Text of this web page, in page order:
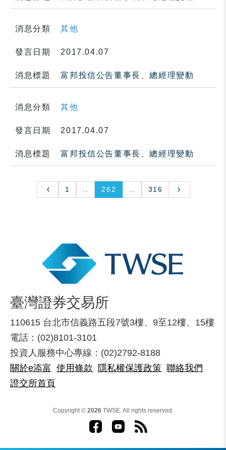
消息分類 其他
發言日期 2017.04.07
消息標題 富邦投信公告董事長、總經理變動
消息分類 其他
發言日期 2017.04.07
消息標題 富邦投信公告董事長、總經理變動
1 262 316
臺灣證券交易所
110615 台北市信義路五段7號3樓、9至12樓、15樓
電話：(02)8101-3101
投資人服務中心專線：(02)2792-8188
關於e添富 使用條款 隱私權保護政策 聯絡我們
證交所首頁
Copyright © 2026TWSE. All rights reserved.